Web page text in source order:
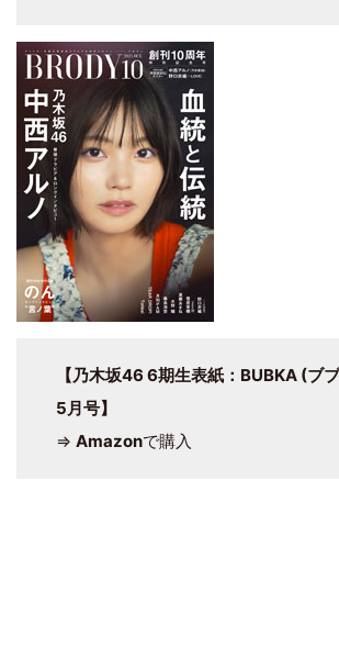
【乃木坂46 6期生表紙：BUBKA (ブ
5月号】
⇒ Amazonで購入